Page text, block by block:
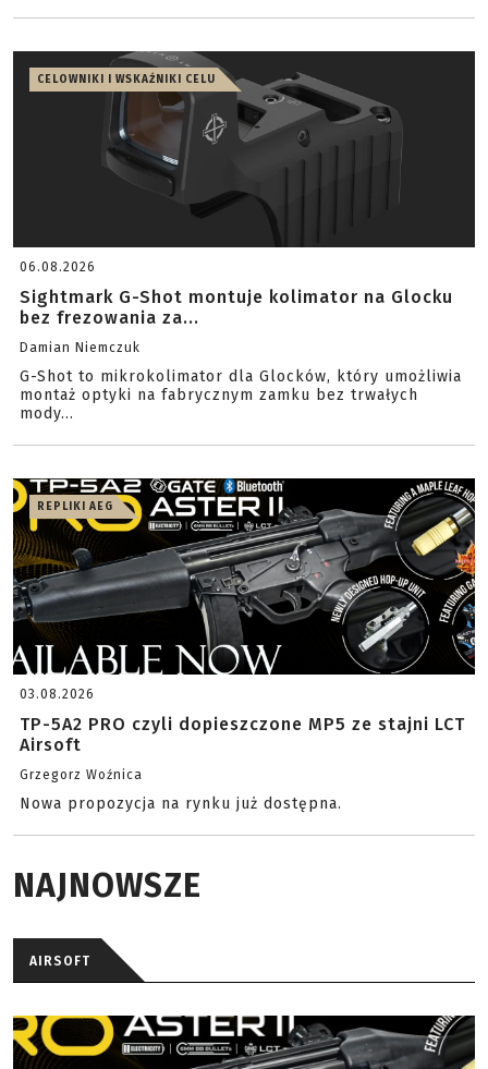
CELOWNIKI I WSKAŹNIKI CELU
06.08.2026
Sightmark G-Shot montuje kolimator na Glocku
bez frezowania za...
Damian Niemczuk
G-Shot to mikrokolimator dla Glocków, który umożliwia
montaż optyki na fabrycznym zamku bez trwałych
mody...
REPLIKI AEG
03.08.2026
TP-5A2 PRO czyli dopieszczone MP5 ze stajni LCT
Airsoft
Grzegorz Woźnica
Nowa propozycja na rynku już dostępna.
NAJNOWSZE
AIRSOFT